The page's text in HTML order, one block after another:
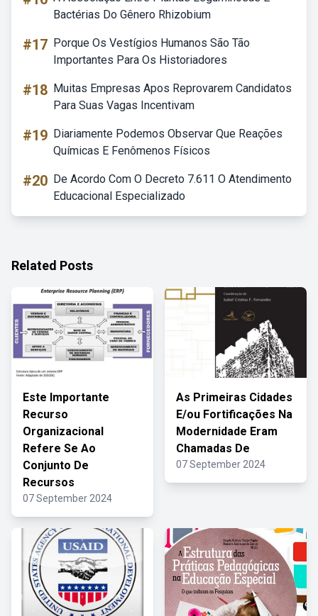
Bactérias Do Gênero Rhizobium
#17 Porque Os Vestígios Humanos São Tão
Importantes Para Os Historiadores
#18 Muitas Empresas Apos Reprovarem Candidatos
Para Suas Vagas Incentivam
#19 Diariamente Podemos Observar Que Reações
Químicas E Fenômenos Físicos
#20 De Acordo Com O Decreto 7.611 O Atendimento
Educacional Especializado
Related Posts
Este Importante
Recurso
Organizacional
Refere Se Ao
Conjunto De
Recursos
07 September 2024
As Primeiras Cidades
E/ou Fortificações Na
Modernidade Eram
Chamadas De
07 September 2024